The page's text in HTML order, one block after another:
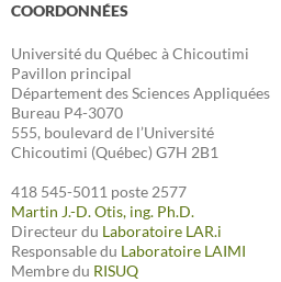
COORDONNÉES
Université du Québec à Chicoutimi
Pavillon principal
Département des Sciences Appliquées
Bureau P4-3070
555, boulevard de l’Université
Chicoutimi (Québec) G7H 2B1
418 545-5011 poste 2577
Martin J.-D. Otis, ing. Ph.D.
Directeur du Laboratoire LAR.i
Responsable du Laboratoire LAIMI
Membre du RISUQ